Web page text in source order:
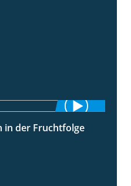
2:31
in der Fruchtfolge